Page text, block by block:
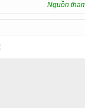
Nguồn